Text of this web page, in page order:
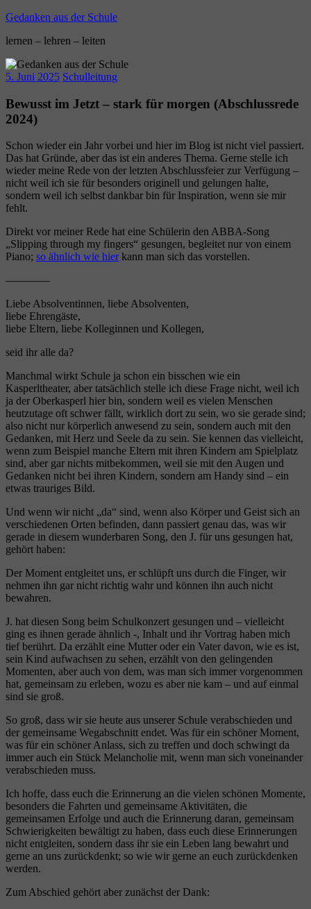
Zum
springen
Gedanken aus der Schule
lernen – lehren – leiten
5. Juni 2025 Schulleitung
Bewusst im Jetzt – stark für morgen (Abschlussrede
2024)
Schon wieder ein Jahr vorbei und hier im Blog ist nicht viel passiert.
Das hat Gründe, aber das ist ein anderes Thema. Gerne stelle ich
wieder meine Rede von der letzten Abschlussfeier zur Verfügung –
nicht weil ich sie für besonders originell und gelungen halte,
sondern weil ich selbst dankbar bin für Inspiration, wenn sie mir
fehlt.
Direkt vor meiner Rede hat eine Schülerin den ABBA-Song
„Slipping through my fingers“ gesungen, begleitet nur von einem
Piano; so ähnlich wie hierkann man sich das vorstellen.
————
Liebe Absolventinnen, liebe Absolventen,
liebe Ehrengäste,
liebe Eltern, liebe Kolleginnen und Kollegen,
seid ihr alle da?
Manchmal wirkt Schule ja schon ein bisschen wie ein
Kasperltheater, aber tatsächlich stelle ich diese Frage nicht, weil ich
ja der Oberkasperl hier bin, sondern weil es vielen Menschen
heutzutage oft schwer fällt, wirklich dort zu sein, wo sie gerade sind;
also nicht nur körperlich anwesend zu sein, sondern auch mit den
Gedanken, mit Herz und Seele da zu sein. Sie kennen das vielleicht,
wenn zum Beispiel manche Eltern mit ihren Kindern am Spielplatz
sind, aber gar nichts mitbekommen, weil sie mit den Augen und
Gedanken nicht bei ihren Kindern, sondern am Handy sind – ein
etwas trauriges Bild.
Und wenn wir nicht „da“ sind, wenn also Körper und Geist sich an
verschiedenen Orten befinden, dann passiert genau das, was wir
gerade in diesem wunderbaren Song, den J. für uns gesungen hat,
gehört haben:
Der Moment entgleitet uns, er schlüpft uns durch die Finger, wir
nehmen ihn gar nicht richtig wahr und können ihn auch nicht
bewahren.
J. hat diesen Song beim Schulkonzert gesungen und – vielleicht
ging es ihnen gerade ähnlich -, Inhalt und ihr Vortrag haben mich
tief berührt. Da erzählt eine Mutter oder ein Vater davon, wie es ist,
sein Kind aufwachsen zu sehen, erzählt von den gelingenden
Momenten, aber auch von dem, was man sich immer vorgenommen
hat, gemeinsam zu erleben, wozu es aber nie kam – und auf einmal
sind sie groß.
So groß, dass wir sie heute aus unserer Schule verabschieden und
der gemeinsame Wegabschnitt endet. Was für ein schöner Moment,
was für ein schöner Anlass, sich zu treffen und doch schwingt da
immer auch ein Stück Melancholie mit, wenn man sich voneinander
verabschieden muss.
Ich hoffe, dass euch die Erinnerung an die vielen schönen Momente,
besonders die Fahrten und gemeinsame Aktivitäten, die
gemeinsamen Erfolge und auch die Erinnerung daran, gemeinsam
Schwierigkeiten bewältigt zu haben, dass euch diese Erinnerungen
nicht entgleiten, sondern dass ihr sie ein Leben lang bewahrt und
gerne an uns zurückdenkt; so wie wir gerne an euch zurückdenken
werden.
Zum Abschied gehört aber zunächst der Dank: